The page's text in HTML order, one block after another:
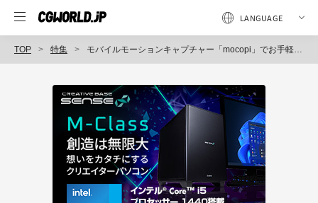
TOP 特集 モバイルモーションキャプチャー「mocopi」でお手軽モーション制作を実現！ TVアニメ『俺だけレベルアップな件』